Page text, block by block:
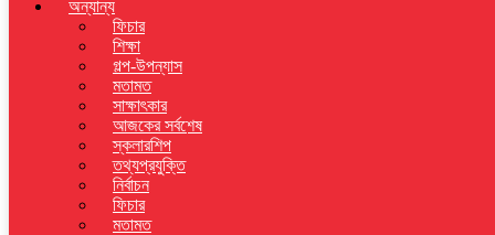
অন্যান্য
ফিচার
শিক্ষা
গল্প-উপন্যাস
মতামত
সাক্ষাৎকার
আজকের সর্বশেষ
স্কলারশিপ
তথ্যপ্রযুক্তি
নির্বাচন
ফিচার
মতামত